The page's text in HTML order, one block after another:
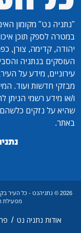
"נתניה נט" מקומון
במטרה לספק תוכן
יהודה, קדימה, צורן,
העוסקים בנתניה
עירוניים, מידע על
מבזקי חדשות ועוד.
ו/או מידע רשמי
שהיא על נזקים
באתר.
2026 © נתניהנט - כל
מפעילת
אודות נתניה נט /